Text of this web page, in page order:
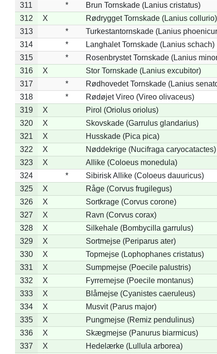
311
*
Brun Tornskade (Lanius cristatus)
312
X
Rødrygget Tornskade (Lanius collurio)
313
*
Turkestantornskade (Lanius
314
*
Langhalet Tornskade (Lanius schach)
315
*
Rosenbrystet Tornskade (Lanius
316
X
Stor Tornskade (Lanius excubitor)
317
*
Rødhovedet Tornskade (Lanius
318
*
Rødøjet Vireo (Vireo olivaceus)
319
X
Pirol (Oriolus oriolus)
320
X
Skovskade (Garrulus glandarius)
321
X
Husskade (Pica pica)
322
X
Nøddekrige (Nucifraga caryocatactes)
323
X
Allike (Coloeus monedula)
324
*
Sibirisk Allike (Coloeus dauuricus)
325
X
Råge (Corvus frugilegus)
326
X
Sortkrage (Corvus corone)
327
X
Ravn (Corvus corax)
328
X
Silkehale (Bombycilla garrulus)
329
X
Sortmejse (Periparus ater)
330
X
Topmejse (Lophophanes cristatus)
331
X
Sumpmejse (Poecile palustris)
332
X
Fyrremejse (Poecile montanus)
333
X
Blåmejse (Cyanistes caeruleus)
334
X
Musvit (Parus major)
335
X
Pungmejse (Remiz pendulinus)
336
X
Skægmejse (Panurus biarmicus)
337
X
Hedelærke (Lullula arborea)